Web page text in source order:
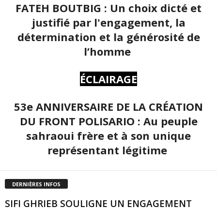
FATEH BOUTBIG : Un choix dicté et
justifié par l'engagement, la
détermination et la générosité de
l’homme
ÉCLAIRAGE
53e ANNIVERSAIRE DE LA CRÉATION
DU FRONT POLISARIO : Au peuple
sahraoui frère et à son unique
représentant légitime
DERNIÈRES INFOS
SIFI GHRIEB SOULIGNE UN ENGAGEMENT